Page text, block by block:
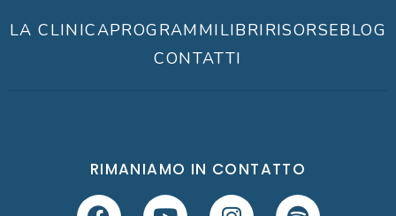
LA CLINICAPROGRAMMILIBRIRISORSEBLOG
CONTATTI
RIMANIAMO IN CONTATTO